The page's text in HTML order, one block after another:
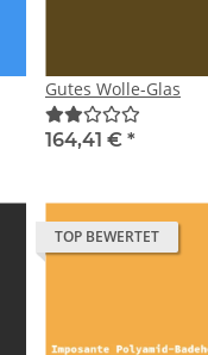
Gutes Wolle-Glas
164,41 € *
TOP BEWERTET